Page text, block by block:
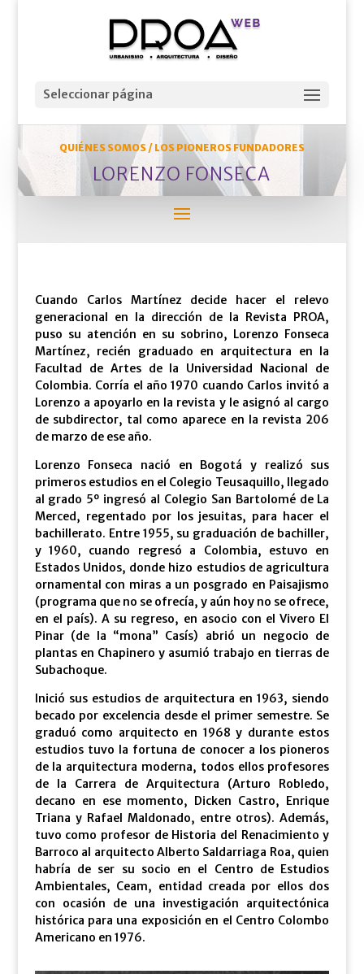
Seleccionar página
QUIÉNES SOMOS / LOS PIONEROS FUNDADORES
LORENZO FONSECA
Cuando Carlos Martínez decide hacer el relevo
generacional en la dirección de la Revista PROA,
puso su atención en su sobrino, Lorenzo Fonseca
Martínez, recién graduado en arquitectura en la
Facultad de Artes de la Universidad Nacional de
Colombia. Corría el año 1970 cuando Carlos invitó a
Lorenzo a apoyarlo en la revista y le asignó al cargo
de subdirector, tal como aparece en la revista 206
de marzo de ese año.
Lorenzo Fonseca nació en Bogotá y realizó sus
primeros estudios en el Colegio Teusaquillo, llegado
al grado 5º ingresó al Colegio San Bartolomé de La
Merced, regentado por los jesuitas, para hacer el
bachillerato. Entre 1955, su graduación de bachiller,
y 1960, cuando regresó a Colombia, estuvo en
Estados Unidos, donde hizo estudios de agricultura
ornamental con miras a un posgrado en Paisajismo
(programa que no se ofrecía, y aún hoy no se ofrece,
en el país). A su regreso, en asocio con el Vivero El
Pinar (de la “mona” Casís) abrió un negocio de
plantas en Chapinero y asumió trabajo en tierras de
Subachoque.
Inició sus estudios de arquitectura en 1963, siendo
becado por excelencia desde el primer semestre. Se
graduó como arquitecto en 1968 y durante estos
estudios tuvo la fortuna de conocer a los pioneros
de la arquitectura moderna, todos ellos profesores
de la Carrera de Arquitectura (Arturo Robledo,
decano en ese momento, Dicken Castro, Enrique
Triana y Rafael Maldonado, entre otros). Además,
tuvo como profesor de Historia del Renacimiento y
Barroco al arquitecto Alberto Saldarriaga Roa, quien
habría de ser su socio en el Centro de Estudios
Ambientales, Ceam, entidad creada por ellos dos
con ocasión de una investigación arquitectónica
histórica para una exposición en el Centro Colombo
Americano en 1976.